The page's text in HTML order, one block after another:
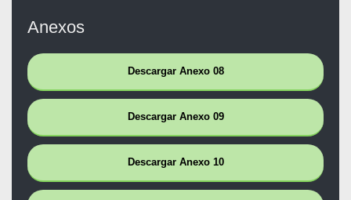
Anexos
Descargar Anexo 08
Descargar Anexo 09
Descargar Anexo 10